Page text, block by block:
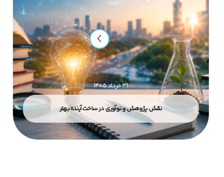
۳۱ خرداد ۱۴۰۵
نقش پژوهش و نوآوری در ساخت آینده بهتر